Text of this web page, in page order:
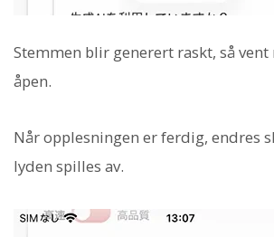
Stemmen blir generert raskt, så
åpen.
Når opplesningen er ferdig, endres
lyden spilles av.